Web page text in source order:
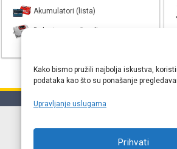
Kako bismo pružili najbolja iskustva,
podataka kao što su ponašanje
Upravljanje uslugama
Prihvati
Akumulatori (lista)
Balast xenon žarulje
Online webshop
proizvođača rezervnih